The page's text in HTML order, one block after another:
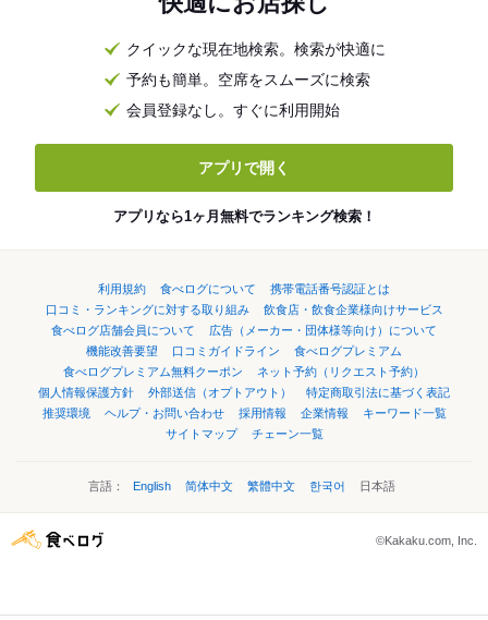
クイックな現在地検索。検索が快適に
予約も簡単。空席をスムーズに検索
会員登録なし。すぐに利用開始
アプリで開く
アプリなら1ヶ月無料でランキング検索！
利用規約 食べログについて
携帯電話番号認証とは
口コミ・ランキングに対する取り組み
飲食店・飲食企業様向けサービス
食べログ店舗会員について
広告（メーカー・団体様等向け）について
機能改善要望
口コミガイドライン
食べログプレミアム
食べログプレミアム無料クーポン
ネット予約（リクエスト予約）
個人情報保護方針
外部送信（オプトアウト）
特定商取引法に基づく表記
推奨環境
ヘルプ・お問い合わせ 採用情報 企業情報
キーワード一覧
サイトマップ
チェーン一覧
言語： English 简体中文 繁體中文 한국어 日本語
©Kakaku.com, Inc.